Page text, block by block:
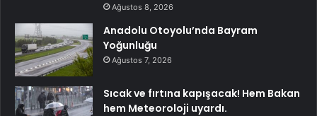
Ağustos 8, 2026
Anadolu Otoyolu’nda Bayram
Yoğunluğu
Ağustos 7, 2026
Sıcak ve fırtına kapışacak! Hem Bakan
hem Meteoroloji uyardı.